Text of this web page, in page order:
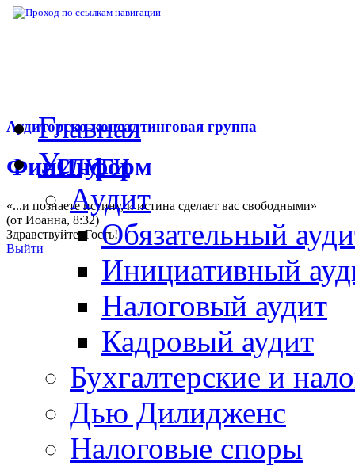
Аудиторско-консалтинговая группа
ФинИнформ
«...и познаете истину, и истина сделает вас свободными»
(от Иоанна, 8:32)
Здравствуйте,Гость!
Выйти
Главная
Услуги
Аудит
Обязательный
Инициативный
Налоговый аудит
Кадровый аудит
Бухгалтерские и
Дью Дилидженс
Налоговые споры